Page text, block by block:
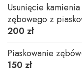
Usunięcie
zębowego z
200 zł
Piaskowanie
150 zł